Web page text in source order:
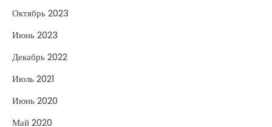
Октябрь 2023
Июнь 2023
Декабрь 2022
Июль 2021
Июнь 2020
Май 2020